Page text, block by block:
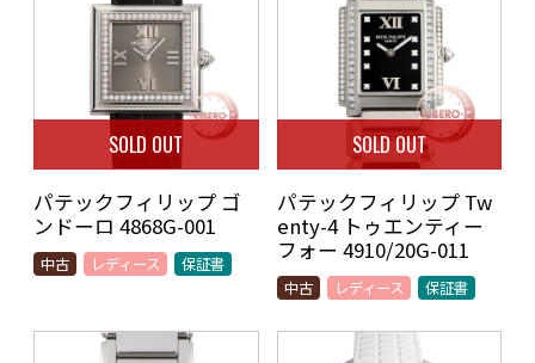
SOLD OUT
パテックフィリップ ゴ
ンドーロ 4868G-001
中古 レディース 保証書
SOLD OUT
パテックフィリップ Tw
enty-4 トゥエンティー
フォー 4910/20G-011
中古 レディース 保証書